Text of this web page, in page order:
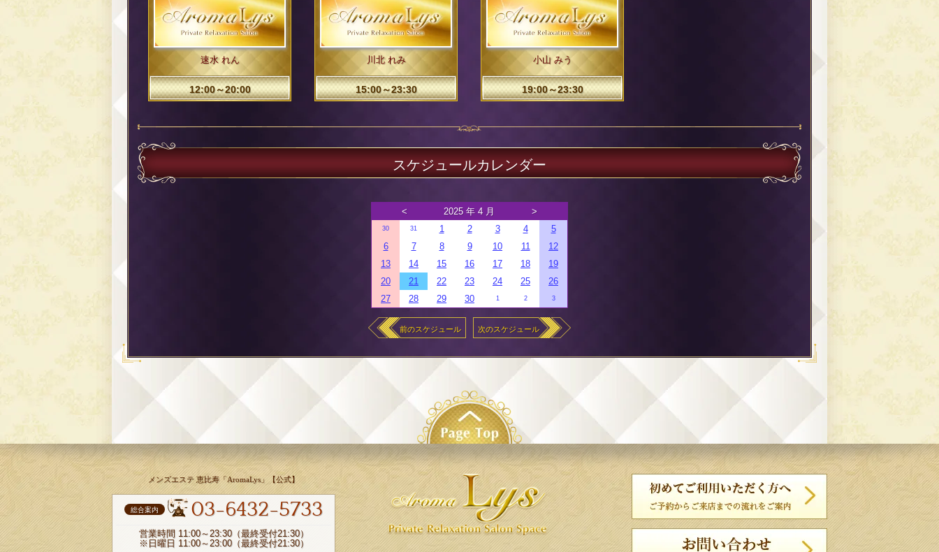
速水 れん
12:00～20:00
川北 れみ
15:00～23:30
小山 みう
19:00～23:30
スケジュールカレンダー
< 2025 年 4 月 >
30 31 1 2 3 4
5
6
7 8 9 10 11
12
13
14 15 16 17 18
19
20
21 22 23 24 25
26
27
28 29 30 1 2 3
前のスケジュール 次のスケジュール
メンズエステ 恵比寿「AromaLys」【公式】
総合案内 03-6432-5733
営業時間 11:00～23:30（最終受付21:30）
※日曜日 11:00～23:00（最終受付21:30）